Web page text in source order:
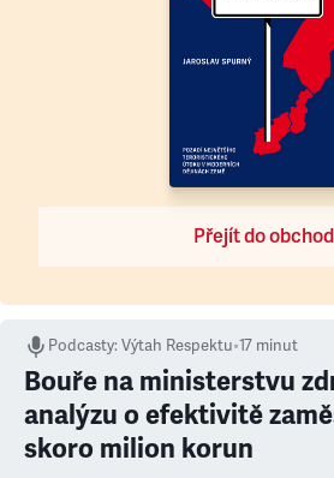
Přejít do
Podcasty:Výtah Respektu•17 minut
Bouře na ministerstvu
analýzu o efektivitě
skoro milion korun